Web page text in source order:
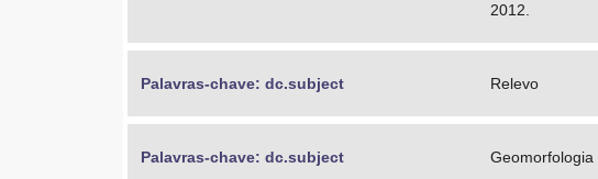
2012.
Palavras-chave: dc.subject Relevo
Palavras-chave: dc.subject Geomorfologia